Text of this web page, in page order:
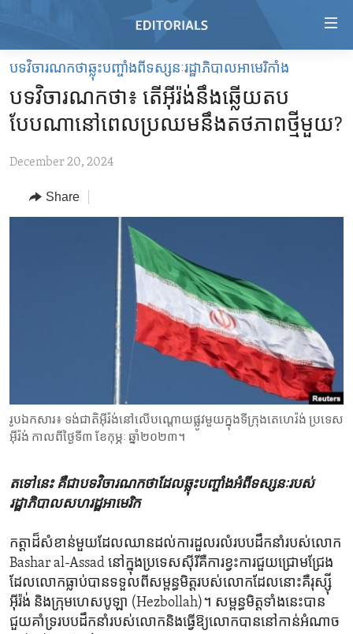
Skip
main
content
to
Navigation
Skip
HOME
VIDEO
REGIONS
AFRICA
TOPICS
SECURITY AND DEFENSE
AID AND DEVELOPMENT
DEMOCRACY AND GOVERNANCE
ECONOMY AND TRADE
ENVIRONMENT AND HEALTH
IDEALS AND INSTITUTIONS
បទវិចារណកថាឆ្លុះបញ្ចាំងពីទស្សនៈរដ្ឋាភិបាលអាមេរិកាំង
បទវិចារណកថា៖ តើ​អ៊ីរ៉ង់​នឹង​ឆ្លើយតប​
បែបណា​នៅ​ពេល​ប្រឈម​នឹង​តថភាព​ថ្មី​មួយ?
December 20, 2024
Share
រូបឯកសារ៖ ទង់ជាតិ​អ៊ីរ៉ង់​នៅ​លើ​បណ្តោយ​ផ្លូវ​មួយ​ក្នុង​ទីក្រុង​តេហេរ៉ង់ ប្រទេស​
អ៊ីរ៉ង់ កាលពី​ថ្ងៃទី៣ ខែកុម្ភៈ ឆ្នាំ២០២៣។
តទៅ​នេះ​ គឺ​ជា​បទ​វិចារណកថា​ដែល​ឆ្លុះ​បញ្ចាំង​អំពី​ទស្សនៈ​របស់​
រដ្ឋាភិបាល​សហរដ្ឋ​អាមេរិក
កត្តា​ដ៏​សំខាន់​មួយ​ដែល​ឈាន​ដល់​ការ​ដួលរលំ​របប​ដឹកនាំ​របស់​លោក
Bashar al-Assad នៅ​ក្នុង​ប្រទេស​ស៊ីរី​គឺ​ការ​ខ្វះ​ការ​ជួយ​ជ្រោមជ្រែង​
ដែល​លោក​ធ្លាប់​បាន​ទទួល​ពី​សម្ពន្ធមិត្ត​របស់​លោក​ដែល​នោះ​គឺ​រុស្ស៊ី
អ៊ីរ៉ង់ និង​ក្រុម​ហេសបូឡា (Hezbollah)។ សម្ពន្ធមិត្ត​ទាំងនេះ​បាន​
ជួយ​គាំទ្រ​របប​ដឹកនាំ​របស់​លោក​និង​ធ្វើឱ្យ​លោក​បាន​នៅ​កាន់​អំណាច​